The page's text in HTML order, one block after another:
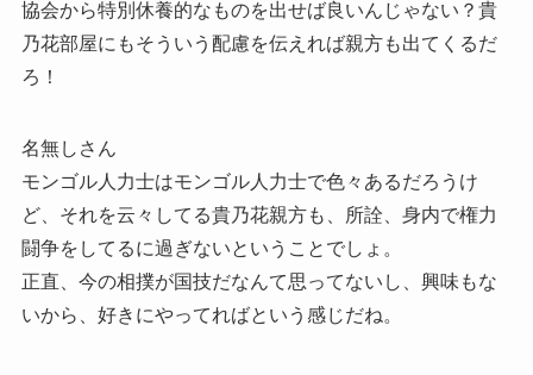
協会から特別休養的なものを出せば良いんじゃない？貴
乃花部屋にもそういう配慮を伝えれば親方も出てくるだ
ろ！
名無しさん
モンゴル人力士はモンゴル人力士で色々あるだろうけ
ど、それを云々してる貴乃花親方も、所詮、身内で権力
闘争をしてるに過ぎないということでしょ。
正直、今の相撲が国技だなんて思ってないし、興味もな
いから、好きにやってればという感じだね。